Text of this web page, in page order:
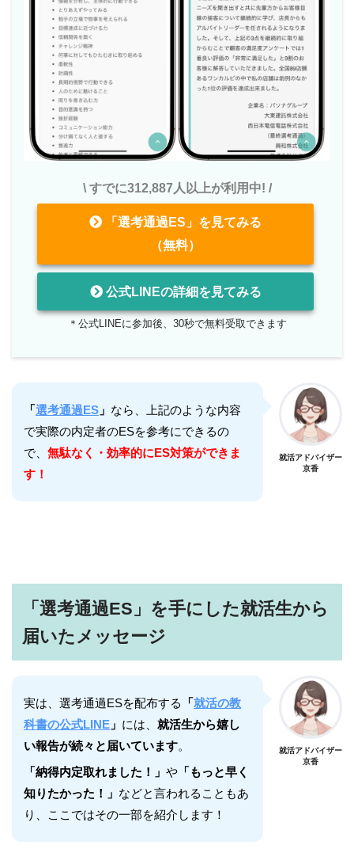
\ すでに312,887人以上が利用中! /
「選考通過ES」を見てみる
（無料）
公式LINEの詳細を見てみる
＊公式LINEに参加後、30秒で無料受取できます
「選考通過ES 」 なら、上記のような内容
で実際の内定者のESを参考にできるの
で、 無駄なく・効率的にES対策ができま
す！
就活アドバイザー
京香
「選考通過ES」を手にした就活生から
届いたメッセージ
実は、選考通過ESを配布する 「 就活の教
科書の公式LINE 」 には、 就活生から嬉し
い報告が続々と届いています。
「納得内定取れました！」 や 「もっと早く
知りたかった！」 などと言われることもあ
り、ここではその一部を紹介します！
就活アドバイザー
京香